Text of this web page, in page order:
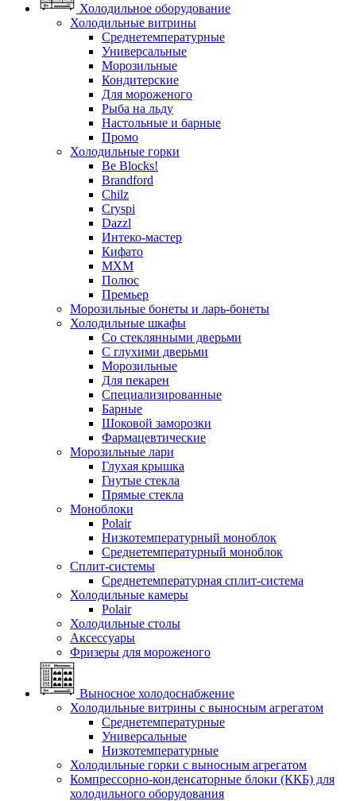
Холодильное оборудование
Холодильные витрины
Среднетемпературные
Универсальные
Морозильные
Кондитерские
Для мороженого
Рыба на льду
Настольные и барные
Промо
Холодильные горки
Be Blocks!
Brandford
Chilz
Cryspi
Dazzl
Интеко-мастер
Кифато
МХМ
Полюс
Премьер
Морозильные бонеты и ларь-бонеты
Холодильные шкафы
Со стеклянными дверьми
С глухими дверьми
Морозильные
Для пекарен
Специализированные
Барные
Шоковой заморозки
Фармацевтические
Морозильные лари
Глухая крышка
Гнутые стекла
Прямые стекла
Моноблоки
Polair
Низкотемпературный моноблок
Среднетемпературный моноблок
Сплит-системы
Среднетемпературная сплит-система
Холодильные камеры
Polair
Холодильные столы
Аксессуары
Фризеры для мороженого
Выносное холодоснабжение
Холодильные витрины с выносным агрегатом
Среднетемпературные
Универсальные
Низкотемпературные
Холодильные горки с выносным агрегатом
Компрессорно-конденсаторные блоки (ККБ) для
холодильного оборудования